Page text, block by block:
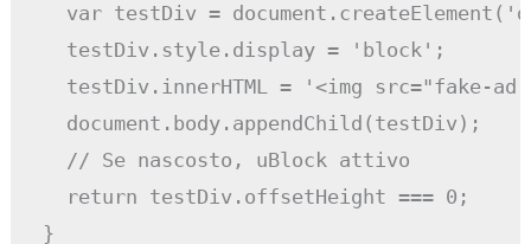
var testDiv =
  testDiv.style.display = 'block';
testDiv.innerHTML = '<img src="fake-
  document.body.appendChild(testDiv);
  // Se nascosto, uBlock attivo
  return testDiv.offsetHeight === 0;